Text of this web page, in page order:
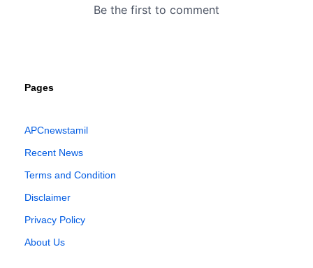
Pages
APCnewstamil
Recent News
Terms and Condition
Disclaimer
Privacy Policy
About Us